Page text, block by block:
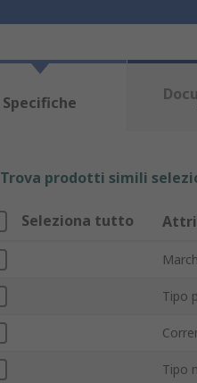
Specifiche
Trova prodotti simili
Seleziona tutto
Tipo
Tipo